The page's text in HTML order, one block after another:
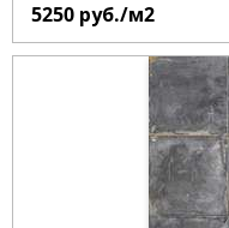
5250 руб./м2